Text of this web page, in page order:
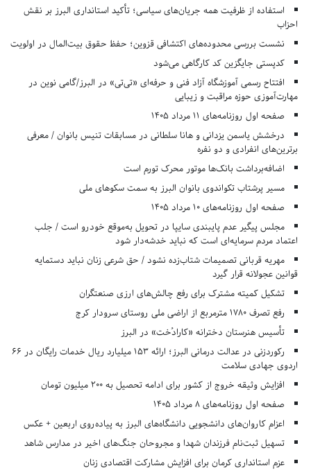
استفاده از ظرفیت همه جریان‌های سیاسی؛ تأکید استانداری البرز بر نقش
احزاب
نشست بررسی محدوده‌های اکتشافی قزوین؛ حفظ حقوق بیت‌المال در اولویت
کدپستی جایگزین کد کارگاهی می‌شود
افتتاح رسمی آموزشگاه آزاد فنی و حرفه‌ای «تی‌تی» در البرز/گامی نوین در
مهارت‌آموزی حوزه مراقبت و زیبایی
صفحه اول روزنامه‌های 11 مرداد 1405
درخشش یاسمن یزدانی و هانا سلطانی در مسابقات تنیس بانوان / معرفی
برترین‌های انفرادی و دو نفره
اضافه‌برداشت بانک‌ها موتور محرک تورم است
مسیر پرشتاب تکواندوی بانوان البرز به سمت سکوهای ملی
صفحه اول روزنامه‌های 10 مرداد 1405
مجلس پیگیر عدم پایبندی سایپا در تحویل به‌موقع خودرو است / جلب
اعتماد مردم سرمایه‌ای است که نباید خدشه‌دار شود
مهریه قربانی تصمیمات شتاب‌زده نشود / حق شرعی زنان نباید دستمایه
قوانین عجولانه قرار گیرد
تشکیل کمیته مشترک برای رفع چالش‌های ارزی صنعتگران
رفع تصرف ۱۷۸۰ مترمربع از اراضی ملی روستای سرودار کرج
تأسیس هنرستان دخترانه «کارادُخت» در البرز
رکوردزنی در عدالت درمانی البرز؛ ارائه ۱۵۳ میلیارد ریال خدمات رایگان در ۶۶
اردوی جهادی سلامت
افزایش وثیقه خروج از کشور برای ادامه تحصیل به ۲۰۰ میلیون تومان
صفحه اول روزنامه‌های 8 مرداد 1405
اعزام کاروان‌های دانشجویی دانشگاه‌های البرز به پیاده‌روی اربعین + عکس
تسهیل ثبت‌نام فرزندان شهدا و مجروحان جنگ‌های اخیر در مدارس شاهد
عزم استانداری کرمان برای افزایش مشارکت اقتصادی زنان